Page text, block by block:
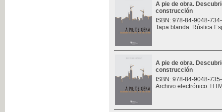
A pie de obra.
construcción
ISBN: 978-84-9048-
Tapa blanda. Rústica
A pie de obra.
construcción
ISBN: 978-84-9048-
Archivo electrónico.